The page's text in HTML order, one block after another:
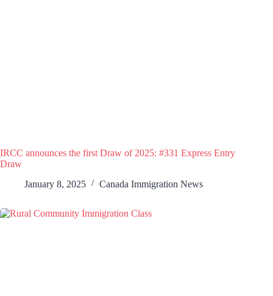
IRCC announces the first Draw of 2025: #331 Express Entry
Draw
January 8, 2025
Canada Immigration News